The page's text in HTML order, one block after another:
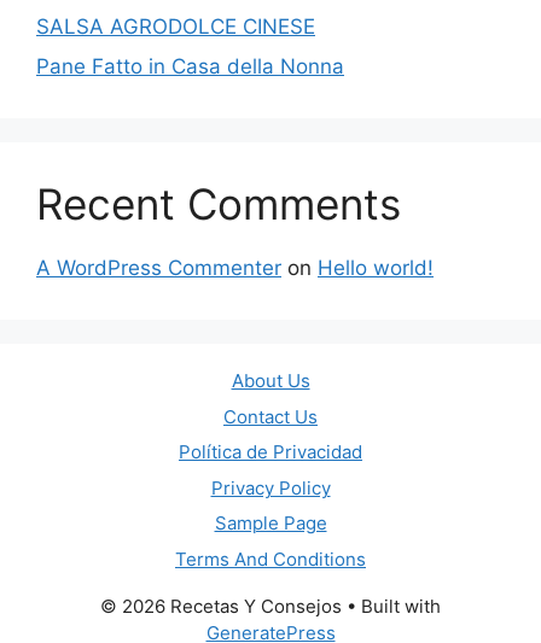
SALSA AGRODOLCE CINESE
Pane Fatto in Casa della Nonna
Recent Comments
A WordPress Commenter on Hello world!
About Us
Contact Us
Política de Privacidad
Privacy Policy
Sample Page
Terms And Conditions
© 2026 Recetas Y Consejos • Built with
GeneratePress